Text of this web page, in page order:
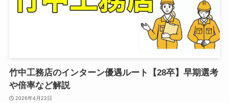
竹中工務店のインターン優遇ルート【28卒】早期選考
や倍率など解説
2026年4月22日